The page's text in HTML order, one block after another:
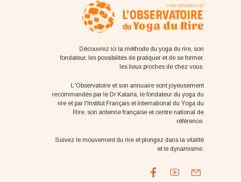
Découvrez ici la méthode du yoga du rire, son
fondateur, les possibilités de pratiquer et de se former,
les lieux proches de chez vous.
L'Observatoire et son annuaire sont joyeusement
recommandés par le Dr Kataria, le fondateur du yoga du
rire et par l'Institut Français et International du Yoga du
Rire, son antenne française et centre national de
référence.
Suivez le mouvement du rire et plongez dans la vitalité
et le dynamisme.